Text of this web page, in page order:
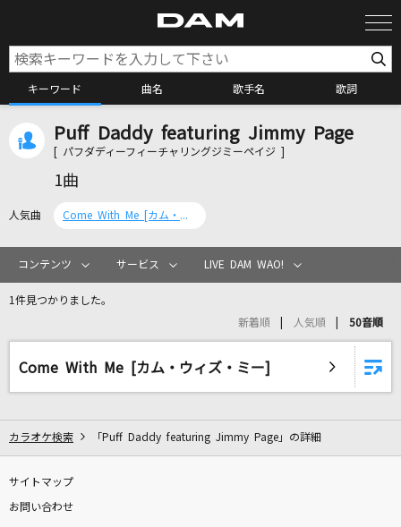
キーワード 曲名 歌手名 歌詞
カラオケ検索
カラオケリクエスト
リアルタイムで歌われている曲の一覧
乃木坂46
夢を信じて
Puff Daddy featuring Jimmy Page
[ パフダディーフィーチャリングジミーペイジ ]
1曲
人気曲 Come With Me [カム・ウィズ・ミー]
コンテンツ サービス LIVE DAM WAO!
1件見つかりました。
新着順 人気順 50音順
Come With Me [カム・ウィズ・ミー]
カラオケ検索 「Puff Daddy featuring Jimmy Page」の詳細
サイトマップ
お問い合わせ